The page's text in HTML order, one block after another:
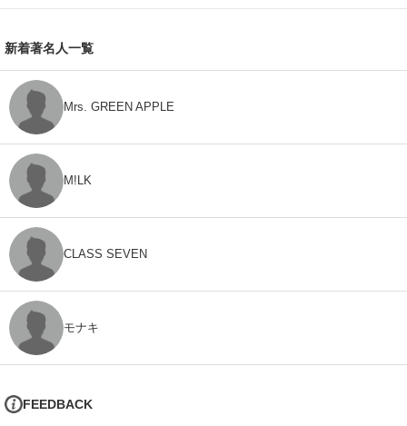
新着著名人一覧
Mrs. GREEN APPLE
M!LK
CLASS SEVEN
モナキ
FEEDBACK